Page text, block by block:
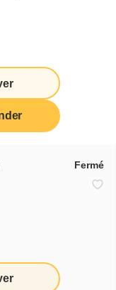
Fermé
de la mise
de la section
détaillées des
des
selon les
utilisation